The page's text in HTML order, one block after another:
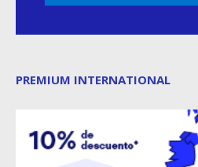
PREMIUM INTERNATIONAL